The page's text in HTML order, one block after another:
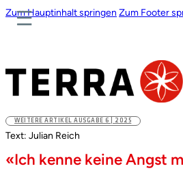
Zum Hauptinhalt springen Zum Footer
WEITERE ARTIKEL AUSGABE 6 | 2025
Text: Julian Reich
«Ich kenne keine Angst